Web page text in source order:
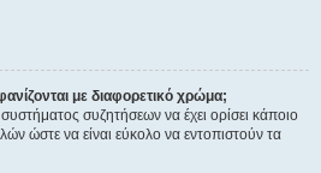
με διαφορετικό χρώμα;
συστήματος συζητήσεων να έχει ορίσει κάποιο
ώστε να είναι εύκολο να εντοπιστούν τα